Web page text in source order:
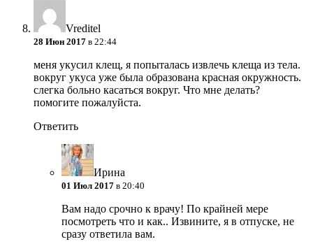
Vreditel
28 Июн 2017 в 22:44
меня укусил клещ, я попыталась извлечь клеща из тела.
вокруг укуса уже была образована красная окружность.
слегка больно касаться вокруг. Что мне делать?
помогите пожалуйста.
Ответить
Ирина
01 Июл 2017 в 20:40
Вам надо срочно к врачу! По крайней мере
посмотреть что и как.. Извините, я в отпуске, не
сразу ответила вам.